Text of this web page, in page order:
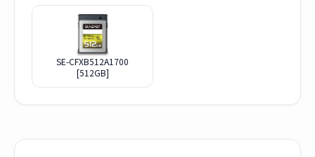
SE-CFXB512A1700
[512GB]